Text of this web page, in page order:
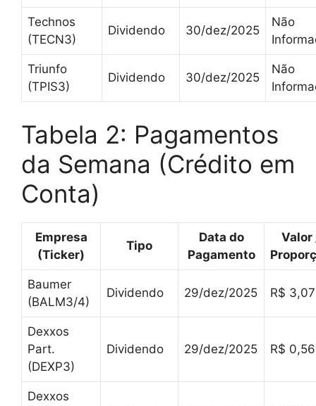
Technos
(TECN3)
Dividendo 30/dez/2025
Não
Triunfo
(TPIS3)
Dividendo 30/dez/2025
Não
Tabela 2: Pagamentos
da Semana (Crédito em
Conta)
Empresa
(Ticker)
Tipo
Data do
Pagamento
Valor
Baumer
(BALM3/4)
Dividendo 29/dez/2025 R$ 3,07
Dexxos
Part.
(DEXP3)
Dividendo 29/dez/2025 R$ 0,56
Dexxos